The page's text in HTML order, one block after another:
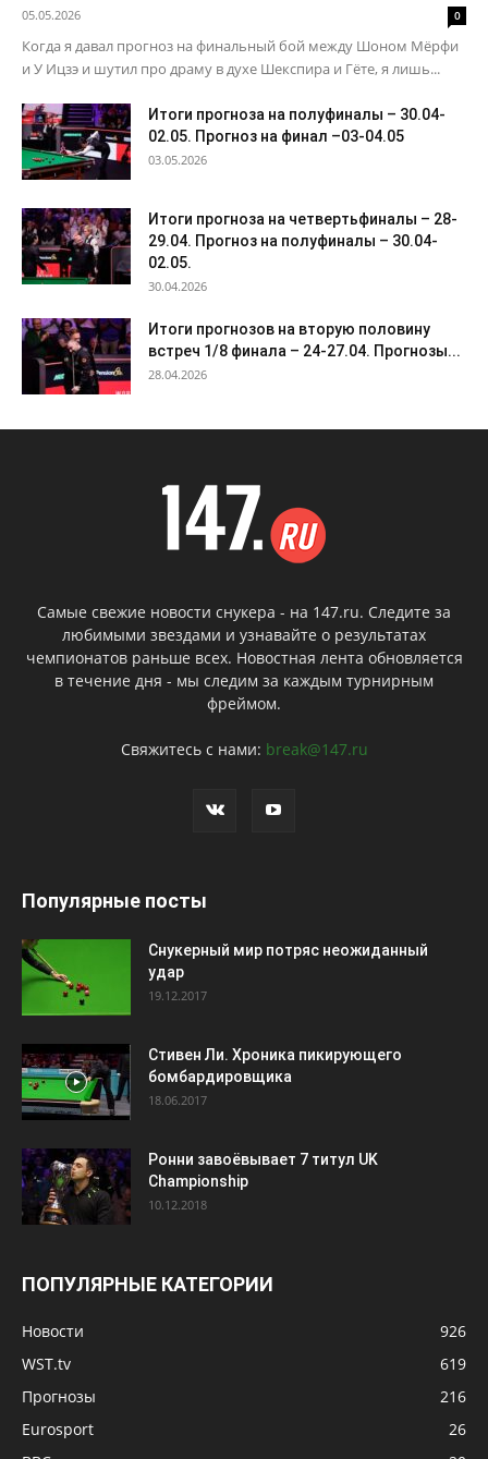
05.05.2026 0
Когда я давал прогноз на финальный бой между Шоном Мёрфи
и У Ицзэ и шутил про драму в духе Шекспира и Гёте, я лишь...
Итоги прогноза на полуфиналы – 30.04-
02.05. Прогноз на финал –03-04.05
03.05.2026
Итоги прогноза на четвертьфиналы – 28-
29.04. Прогноз на полуфиналы – 30.04-
02.05.
30.04.2026
Итоги прогнозов на вторую половину
встреч 1/8 финала – 24-27.04. Прогнозы...
28.04.2026
Самые свежие новости снукера - на 147.ru. Следите за
любимыми звездами и узнавайте о результатах
чемпионатов раньше всех. Новостная лента обновляется
в течение дня - мы следим за каждым турнирным
фреймом.
Свяжитесь с нами: break@147.ru
Популярные посты
Снукерный мир потряс неожиданный
удар
19.12.2017
Стивен Ли. Хроника пикирующего
бомбардировщика
18.06.2017
Ронни завоёвывает 7 титул UK
Championship
10.12.2018
ПОПУЛЯРНЫЕ КАТЕГОРИИ
Новости
926
WST.tv
619
Прогнозы
216
Eurosport
26